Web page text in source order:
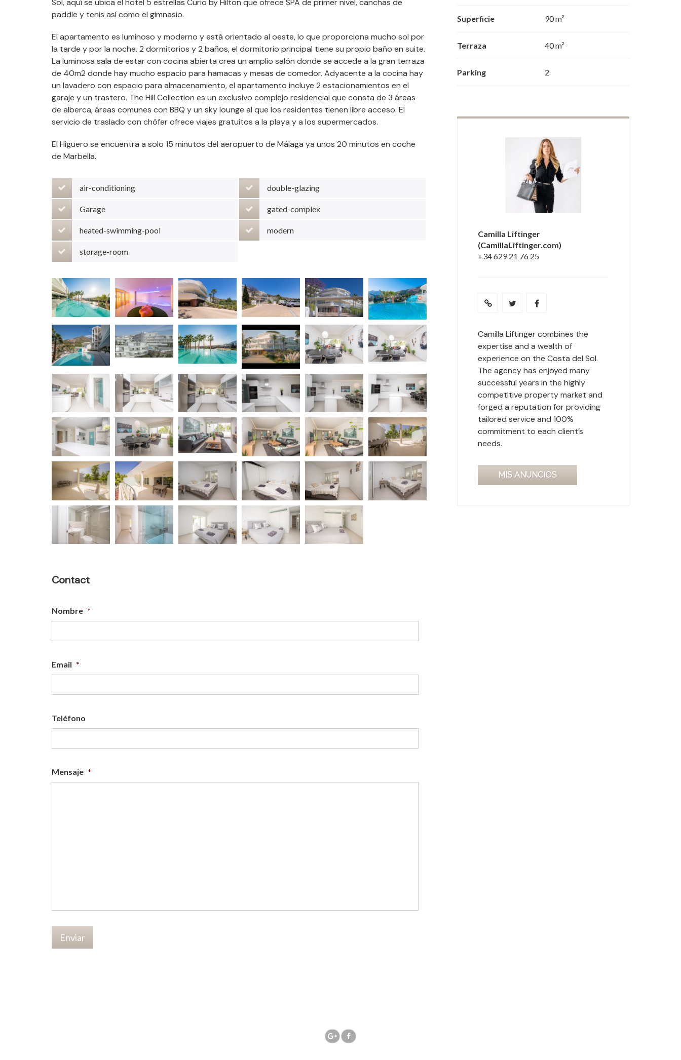
Sol, aquí se ubica el hotel 5 estrellas Curio by Hilton que ofrece SPA de primer nivel, canchas de
paddle y tenis así como el gimnasio.
El apartamento es luminoso y moderno y está orientado al oeste, lo que proporciona mucho sol por
la tarde y por la noche. 2 dormitorios y 2 baños, el dormitorio principal tiene su propio baño en suite.
La luminosa sala de estar con cocina abierta crea un amplio salón donde se accede a la gran terraza
de 40m2 donde hay mucho espacio para hamacas y mesas de comedor. Adyacente a la cocina hay
un lavadero con espacio para almacenamiento, el apartamento incluye 2 estacionamientos en el
garaje y un trastero. The Hill Collection es un exclusivo complejo residencial que consta de 3 áreas
de alberca, áreas comunes con BBQ y un sky lounge al que los residentes tienen libre acceso. El
servicio de traslado con chófer ofrece viajes gratuitos a la playa y a los supermercados.
El Higuero se encuentra a solo 15 minutos del aeropuerto de Málaga ya unos 20 minutos en coche
de Marbella.
air-conditioning double-glazing
Garage gated-complex
heated-swimming-pool modern
storage-room
Contact
Nombre *
Email *
Teléfono
Mensaje *
Enviar
Superficie 90 m²
Terraza 40 m²
Parking 2
Camilla Liftinger
(CamillaLiftinger.com)
+34 629 21 76 25
Camilla Liftinger combines the
expertise and a wealth of
experience on the Costa del Sol.
The agency has enjoyed many
successful years in the highly
competitive property market and
forged a reputation for providing
tailored service and 100%
commitment to each client’s
needs.
MIS ANUNCIOS